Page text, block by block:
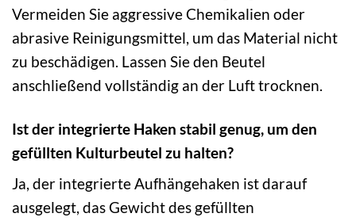
Vermeiden Sie aggressive Chemikalien oder
abrasive Reinigungsmittel, um das Material nicht
zu beschädigen. Lassen Sie den Beutel
anschließend vollständig an der Luft trocknen.
Ist der integrierte Haken stabil genug, um den
gefüllten Kulturbeutel zu halten?
Ja, der integrierte Aufhängehaken ist darauf
ausgelegt, das Gewicht des gefüllten